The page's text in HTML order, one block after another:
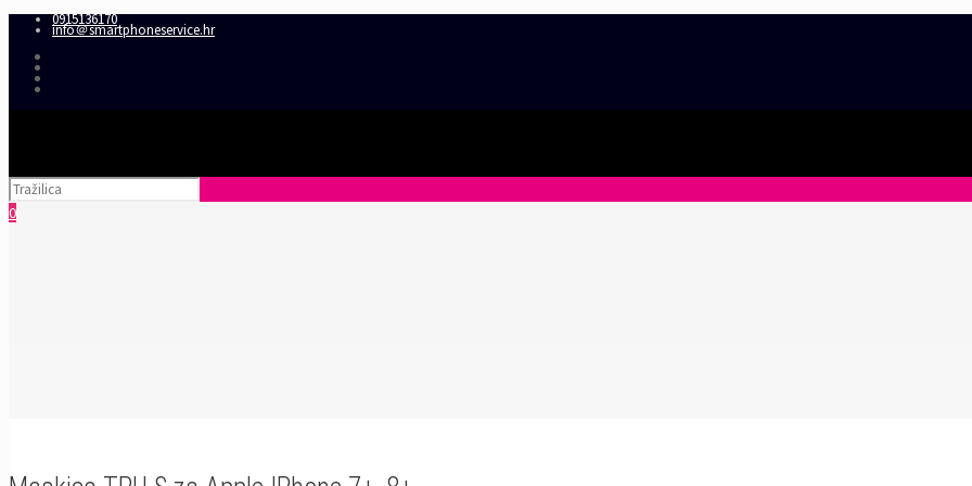
0915136170
info＠smartphoneservice.hr
0